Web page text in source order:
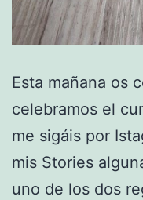
Esta mañana os
celebramos el
me sigáis por
mis Stories
uno de los dos